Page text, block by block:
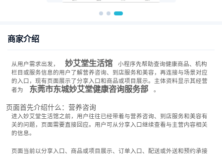
商家介绍
从用户需求出发， 妙艾堂生活馆
小程序先帮助查询健康商品、机构
栏目或服务信息的用户了解营养咨询、到店服务和美容，再连接与场景对应
的入口，现有页面展示了分享入口和商品或项目展示。主体资料显示其经营
者为
东莞市东城妙艾堂健康咨询服务部 。
页面首先介绍什么：营养咨询
进入妙艾堂生活馆之前，用户往往已经带着与营养咨询、到店服务和美容有
关的问题，页面需要直接回应。用户可从分享入口继续查看与主营内容相关
的信息。
页面当前以分享入口、商品或项目展示、订单入口、配送或外送和预约承接